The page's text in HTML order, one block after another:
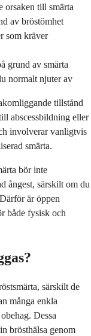
orsaken till smärta
av bröstömhet
som kräver
grund av smärta
normalt njuter av
tillstånd
abscessbildning eller
involverar vanligtvis
smärta.
bör inte
ångest, särskilt om du
är öppen
både fysisk och
särskilt de
många enkla
Dessa
brösthälsa genom